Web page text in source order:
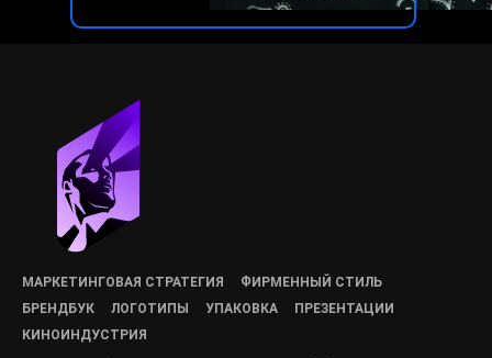
МАРКЕТИНГОВАЯ СТРАТЕГИЯ
ФИРМЕННЫЙ СТИЛЬ
БРЕНДБУК
ЛОГОТИПЫ УПАКОВКА
ПРЕЗЕНТАЦИИ
КИНОИНДУСТРИЯ